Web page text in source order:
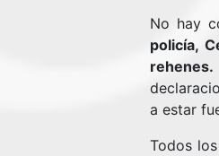
No hay
policía,
rehenes.
a estar
Todos los